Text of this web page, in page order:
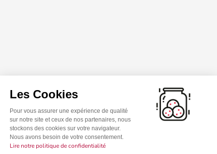
Les Cookies
Pour vous assurer une expérience de qualité
sur notre site et ceux de nos partenaires, nous
stockons des cookies sur votre navigateur.
Nous avons besoin de votre consentement.
Lire notre politique de confidentialité